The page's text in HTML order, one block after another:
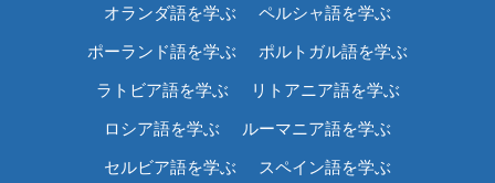
オランダ語を学ぶ ペルシャ語を学ぶ
ポーランド語を学ぶ ポルトガル語を学ぶ
ラトビア語を学ぶ リトアニア語を学ぶ
ロシア語を学ぶ ルーマニア語を学ぶ
セルビア語を学ぶ スペイン語を学ぶ